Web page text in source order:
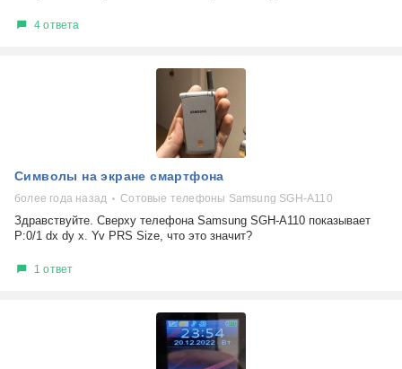
4 ответа
Символы на экране смартфона
более года назад Сотовые телефоны Samsung SGH-A110
Здравствуйте. Сверху телефона Samsung SGH-A110 показывает
P:0/1 dx dy x. Yv PRS Size, что это значит?
1 ответ